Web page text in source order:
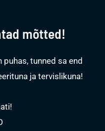
mõtted!
tunned sa end
ja tervislikuna!